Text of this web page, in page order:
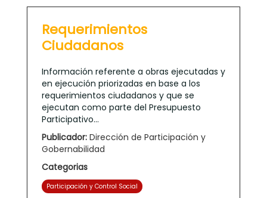
Requerimientos
Ciudadanos
Información referente a obras ejecutadas y
en ejecución priorizadas en base a los
requerimientos ciudadanos y que se
ejecutan como parte del Presupuesto
Participativo...
Publicador: Dirección de Participación y
Gobernabilidad
Categorias
Participación y Control Social